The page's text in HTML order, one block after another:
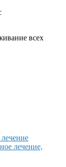
всех
лечение,